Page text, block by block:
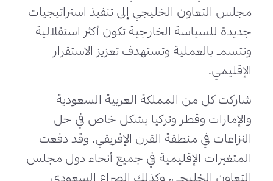
مجلس التعاون الخليجي إلى تنفيذ استراتيجيات
جديدة للسياسة الخارجية تكون أكثر استقلالية
وتتسم بالعملية وتستهدف تعزيز الاستقرار
الإقليمي.
شاركت كل من المملكة العربية السعودية
والإمارات وقطر وتركيا بشكل خاص في حل
النزاعات في منطقة القرن الإفريقي. وقد دفعت
المتغيرات الإقليمية في جميع أنحاء دول مجلس